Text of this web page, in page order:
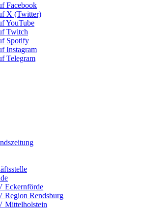
Facebook
X (Twitter)
YouTube
Twitch
Spotify
Instagram
Telegram
Eckernförde
Region Rendsburg
Mittelholstein